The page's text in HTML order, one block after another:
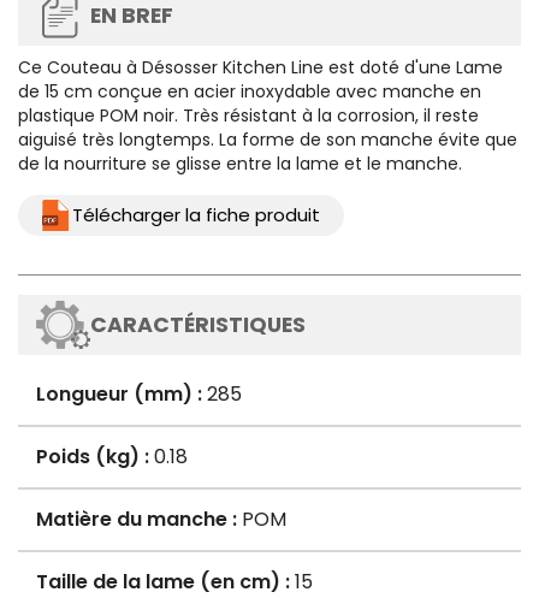
EN BREF
Ce Couteau à Désosser Kitchen Line est doté d'une Lame
de 15 cm conçue en acier inoxydable avec manche en
plastique POM noir. Très résistant à la corrosion, il reste
aiguisé très longtemps. La forme de son manche évite que
de la nourriture se glisse entre la lame et le manche.
Télécharger la fiche produit
CARACTÉRISTIQUES
Longueur (mm) :285
Poids (kg) :0.18
Matière du manche : POM
Taille de la lame (en cm) :15